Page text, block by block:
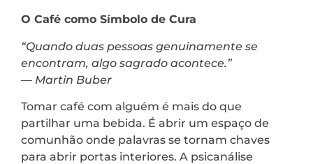
O Café como Símbolo de Cura
“Quando duas pessoas genuinamente se
encontram, algo sagrado acontece.”
— Martin Buber
Tomar café com alguém é mais do que
partilhar uma bebida. É abrir um espaço de
comunhão onde palavras se tornam chaves
para abrir portas interiores. A psicanálise